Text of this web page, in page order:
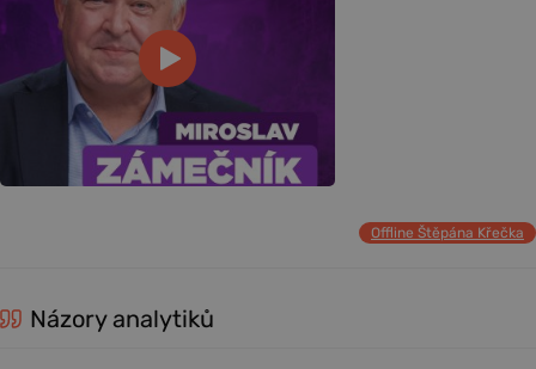
Offline Štěpána Křečka
Názory analytiků